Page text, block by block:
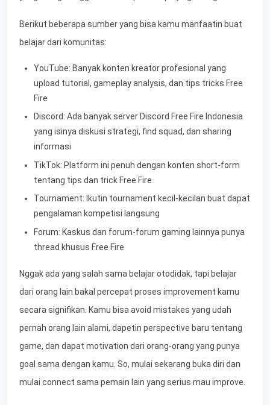
Berikut beberapa sumber yang bisa kamu manfaatin buat
belajar dari komunitas:
YouTube: Banyak konten kreator profesional yang
upload tutorial, gameplay analysis, dan tips tricks Free
Fire
Discord: Ada banyak server Discord Free Fire Indonesia
yang isinya diskusi strategi, find squad, dan sharing
informasi
TikTok: Platform ini penuh dengan konten short-form
tentang tips dan trick Free Fire
Tournament: Ikutin tournament kecil-kecilan buat dapat
pengalaman kompetisi langsung
Forum: Kaskus dan forum-forum gaming lainnya punya
thread khusus Free Fire
Nggak ada yang salah sama belajar otodidak, tapi belajar
dari orang lain bakal percepat proses improvement kamu
secara signifikan. Kamu bisa avoid mistakes yang udah
pernah orang lain alami, dapetin perspective baru tentang
game, dan dapat motivation dari orang-orang yang punya
goal sama dengan kamu. So, mulai sekarang buka diri dan
mulai connect sama pemain lain yang serius mau improve.